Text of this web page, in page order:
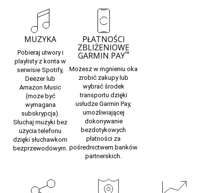
MUZYKA
Pobieraj utwory i
playlisty z konta w
serwisie Spotify,
Deezer lub
Amazon Music
(może być
wymagana
subskrypcja).
Słuchaj muzyki bez
użycia telefonu
dzięki słuchawkom
bezprzewodowym.
PŁATNOŚCI
ZBLIŻENIOWE
GARMIN PAY™
Możesz w mgnieniu oka
zrobić zakupy lub
wybrać środek
transportu dzięki
usłudze Garmin Pay,
umożliwiającej
dokonywanie
bezdotykowych
płatności za
pośrednictwem banków
partnerskich.